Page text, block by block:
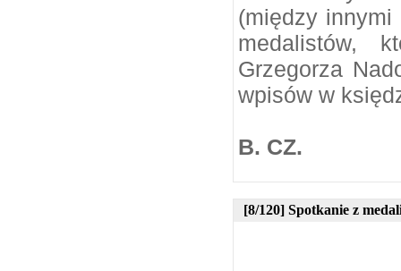
(między
medalistów,
Grzegorza
wpisów w
B. CZ.
[8/120] Spotkanie z